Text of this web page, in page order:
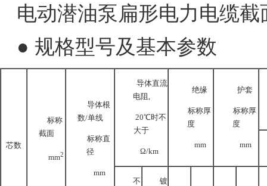
电动潜油泵扁形电力电缆截
● 规格型号及基本参数
芯数
标称
截面
mm2
导体根
数/单线
标称直
径
mm
导体直流
电阻,
20℃时不
大于
Ω/km
绝缘
标称厚
度
mm
护套
标称厚
度
mm
不
镀